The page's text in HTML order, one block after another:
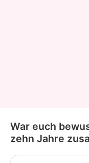
War euch
zehn Jahre